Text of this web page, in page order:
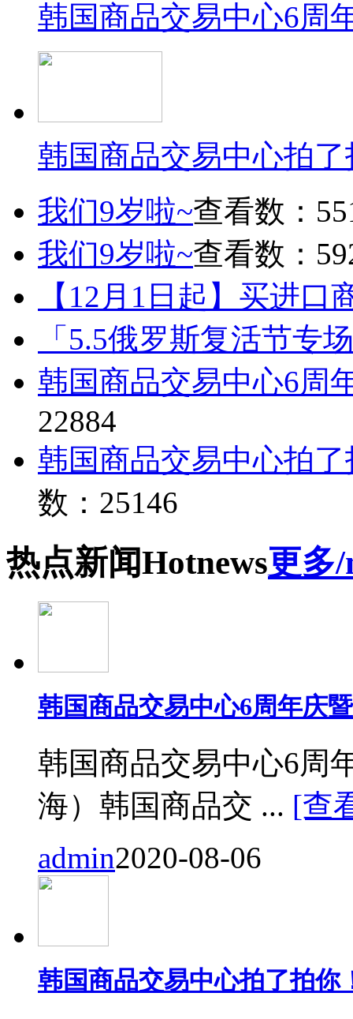
韩国商品交易中心6周
韩国商品交易中心拍
我们9岁啦~查看数：
我们9岁啦~查看数：
【12月1日起】买进口
「5.5俄罗斯复活节专
韩国商品交易中心6周
22884
韩国商品交易中心拍
数：25146
热点新闻Hotnews更多
韩国商品交易中心6周年庆
韩国商品交易中心6周
海）韩国商品交 ... [查
admin2020-08-06
韩国商品交易中心拍了拍你